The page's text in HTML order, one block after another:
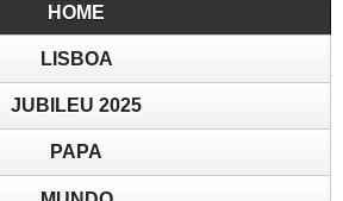
HOME
LISBOA
JUBILEU 2025
PAPA